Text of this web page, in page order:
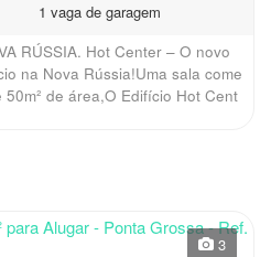
1 vaga de garagem
RÚSSIA. Hot Center – O novo
na Nova Rússia!Uma sala come
de área,O Edifício Hot Cent
3